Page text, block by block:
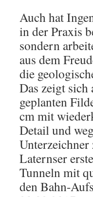
Auch hat
in der Praxis
sondern
aus dem
die
Das zeigt sich
geplanten
cm mit
Detail und
Laternser
Tunneln mit
den Bahn-